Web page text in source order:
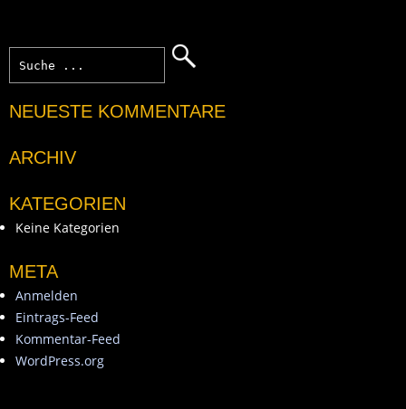
NEUESTE KOMMENTARE
ARCHIV
KATEGORIEN
Keine Kategorien
META
Anmelden
Eintrags-Feed
Kommentar-Feed
WordPress.org